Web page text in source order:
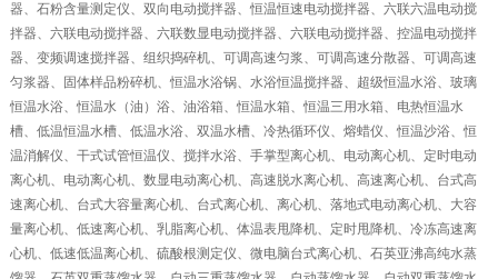
器、石粉含量测定仪、双向电动搅拌器、恒温恒速电动搅拌器、六联六温电动搅
拌器、六联电动搅拌器、六联数显电动搅拌器、六联电动搅拌器、控温电动搅拌
器、变频调速搅拌器、组织捣碎机、可调高速匀浆、可调高速分散器、可调高速
匀浆器、固体样品粉碎机、恒温水浴锅、水浴恒温搅拌器、超级恒温水浴、玻璃
恒温水浴、恒温水（油）浴、油浴箱、恒温水箱、恒温三用水箱、电热恒温水
槽、低温恒温水槽、低温水浴、双温水槽、冷热循环仪、熔蜡仪、恒温沙浴、恒
温消解仪、干式试管恒温仪、搅拌水浴、手掌型离心机、电动离心机、定时电动
离心机、电动离心机、数显电动离心机、高速脱水离心机、高速离心机、台式高
速离心机、台式大容量离心机、台式离心机、离心机、落地式电动离心机、大容
量离心机、低速离心机、乳脂离心机、体温表甩降机、定时甩降机、冷冻高速离
心机、低速低温离心机、硫酸根测定仪、微电脑台式离心机、石英亚沸高纯水蒸